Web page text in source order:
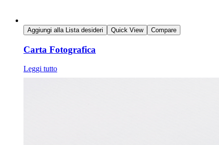
Aggiungi alla Lista desideri Quick View Compare
Carta Fotografica
Leggi tutto